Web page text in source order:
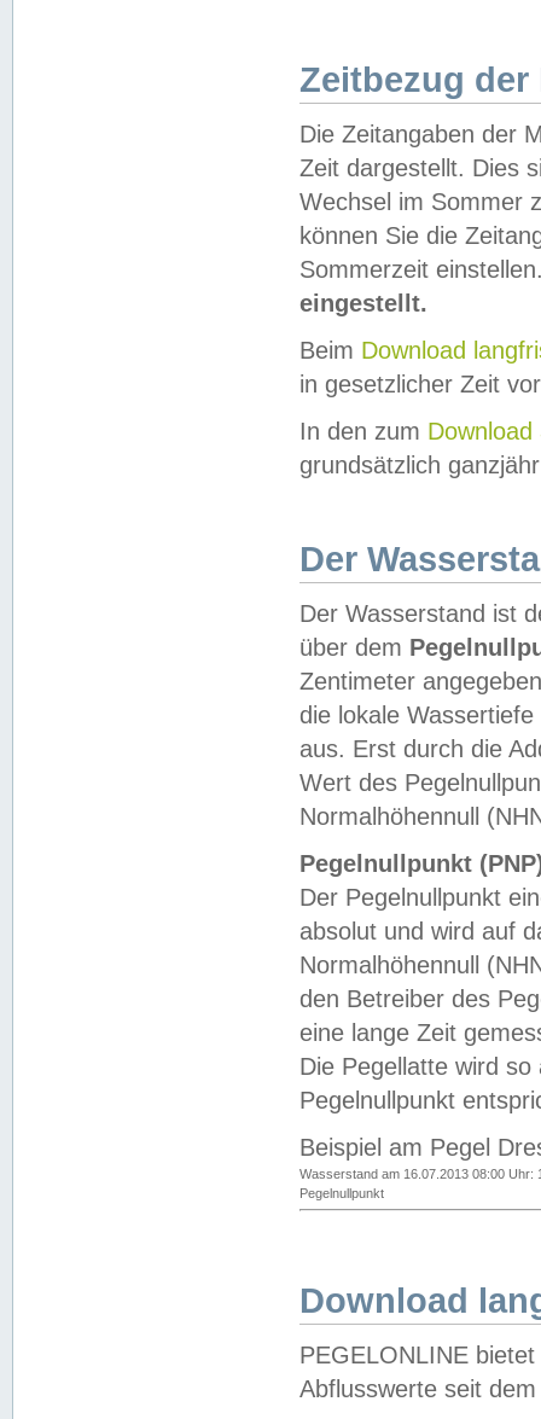
Zeitbezug der
Die Zeitangaben der
Zeit dargestellt. Dies
Wechsel im Sommer
können Sie die
Sommerzeit
eingestellt.
Beim Download
in gesetzlicher Zeit
In den zum Download
grundsätzlich
Der
Der Wasserstand ist
über dem
Zentimeter
die lokale
aus. Erst durch die
Wert des
Normalhöhennull
Pegelnullpunkt
Der Pegelnullpunkt
absolut und wird auf
Normalhöhennull
den Betreiber des
eine lange Zeit
Die Pegellatte wird
Pegelnullpunkt
Beispiel am Pegel
Wasserstand am 16.07.2013 08:00 Uhr:
Pegelnullpunkt
Download
PEGELONLINE
Abflusswerte seit